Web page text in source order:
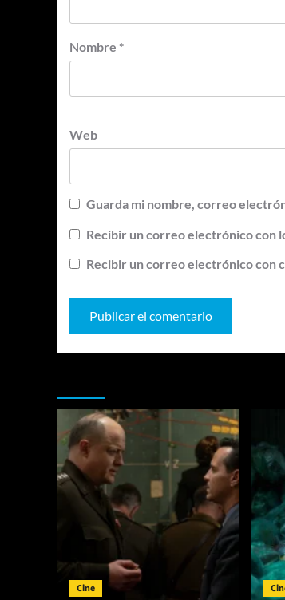
Nombre *
Web
Guarda mi nombre, correo
Recibir un correo electrónico con
Recibir un correo electrónico con
Cine